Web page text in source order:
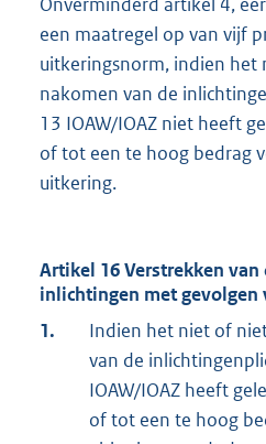
een maatregel op van vijf
uitkeringsnorm, indien
nakomen van de
13 IOAW/IOAZ niet heeft
of tot een te hoog bedrag
uitkering.
Artikel 16 Verstrekken
inlichtingen met
1.
Indien het niet of
van de
IOAW/IOAZ heeft
of tot een te hoog